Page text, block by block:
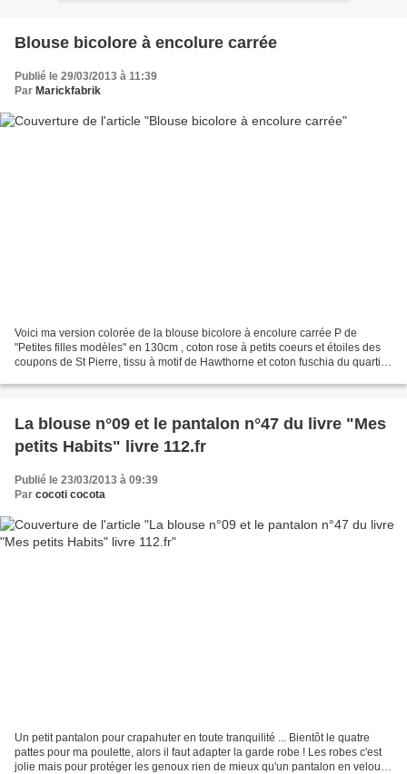
Blouse bicolore à encolure carrée
Publié le 29/03/2013 à 11:39
Par Marickfabrik
Voici ma version colorée de la blouse bicolore à encolure carrée P de
"Petites filles modèles" en 130cm , coton rose à petits coeurs et étoiles des
coupons de St Pierre, tissu à motif de Hawthorne et coton fuschia du quartier
La blouse n°09 et le pantalon n°47 du livre "Mes
petits Habits" livre 112.fr
Publié le 23/03/2013 à 09:39
Par cocoti cocota
Un petit pantalon pour crapahuter en toute tranquilité ... Bientôt le quatre
pattes pour ma poulette, alors il faut adapter la garde robe ! Les robes c'est
jolie mais pour protéger les genoux rien de mieux qu'un pantalon en velour